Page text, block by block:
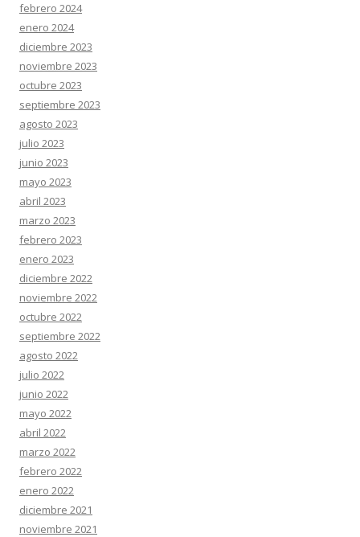
febrero 2024
enero 2024
diciembre 2023
noviembre 2023
octubre 2023
septiembre 2023
agosto 2023
julio 2023
junio 2023
mayo 2023
abril 2023
marzo 2023
febrero 2023
enero 2023
diciembre 2022
noviembre 2022
octubre 2022
septiembre 2022
agosto 2022
julio 2022
junio 2022
mayo 2022
abril 2022
marzo 2022
febrero 2022
enero 2022
diciembre 2021
noviembre 2021